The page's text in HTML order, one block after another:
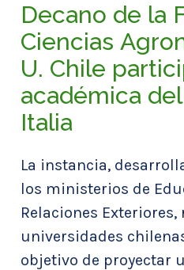
Decano de la
Ciencias
U. Chile
académica
Italia
La instancia,
los ministerios de
Relaciones Exteriores,
universidades
objetivo de proyectar